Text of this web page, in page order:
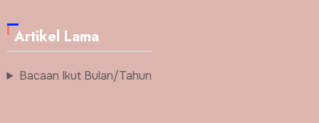
Artikel Lama
Bacaan Ikut Bulan/Tahun